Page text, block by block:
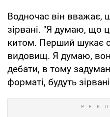
Водночас він вважає,
зірвані. "Я думаю, що
китом. Перший шукає
видовищ. Я думаю,
дебати, в тому
форматі, будуть